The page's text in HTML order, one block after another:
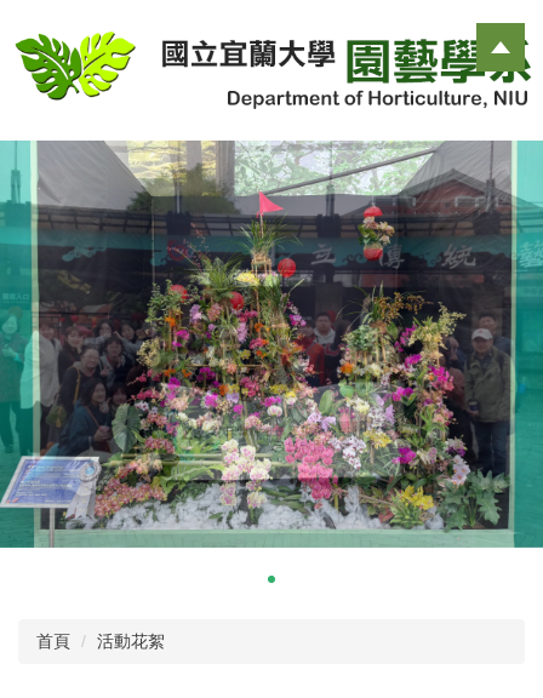
到
主
容
區
首頁 活動花絮